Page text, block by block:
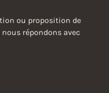
ou proposition de
répondons avec